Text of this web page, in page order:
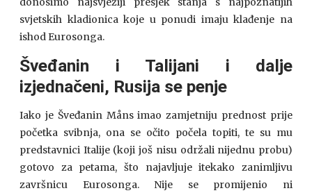
svjetskih kladionica koje u ponudi imaju klađenje na
ishod Eurosonga.
Šveđanin i Talijani i dalje
izjednačeni, Rusija se penje
Iako je Šveđanin Måns imao zamjetniju prednost prije
početka svibnja, ona se očito počela topiti, te su mu
predstavnici Italije (koji još nisu održali nijednu probu)
gotovo za petama, što najavljuje itekako zanimljivu
završnicu Eurosonga. Nije se promijenio ni